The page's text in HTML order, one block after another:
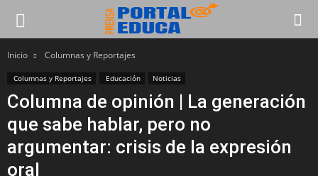
Inicio Columnas y Reportajes
Columnas y Reportajes Educación Noticias
Columna de opinión | La generación
que sabe hablar, pero no
argumentar: crisis de la expresión
oral